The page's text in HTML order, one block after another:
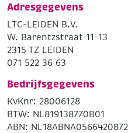
Adresgegevens
LTC-LEIDEN B.V.
W. Barentzstraat 11-13
2315 TZ LEIDEN
071 522 36 63
Bedrijfsgegevens
KvKnr: 28006128
BTW: NL819138770B01
ABN: NL18ABNA0566420872